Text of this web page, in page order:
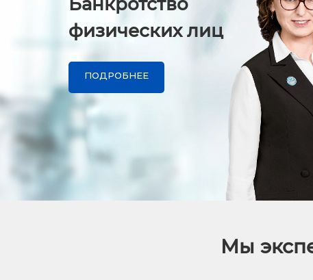
физических лиц
ПОДРОБНЕЕ
Мы